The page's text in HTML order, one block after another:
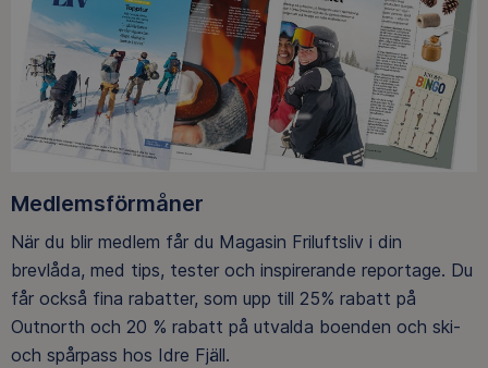
Medlemsförmåner
När du blir medlem får du Magasin Friluftsliv i din
brevlåda, med tips, tester och inspirerande reportage. Du
får också fina rabatter, som upp till 25% rabatt på
Outnorth och 20 % rabatt på utvalda boenden och ski-
och spårpass hos Idre Fjäll.